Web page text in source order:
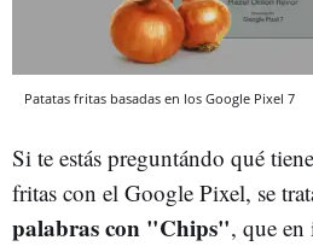
Patatas fritas basadas en los Google Pixel 7
Si te estás preguntándo qué
fritas con el Google Pixel, se
palabras con "Chips", que en